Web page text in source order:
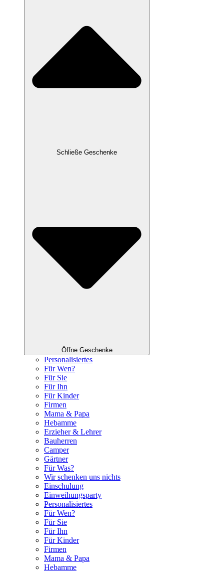
Schließe Geschenke
Öffne Geschenke
Personalisiertes
Für Wen?
Für Sie
Für Ihn
Für Kinder
Firmen
Mama & Papa
Hebamme
Erzieher & Lehrer
Bauherren
Camper
Gärtner
Für Was?
Wir schenken uns nichts
Einschulung
Einweihungsparty
Personalisiertes
Für Wen?
Für Sie
Für Ihn
Für Kinder
Firmen
Mama & Papa
Hebamme